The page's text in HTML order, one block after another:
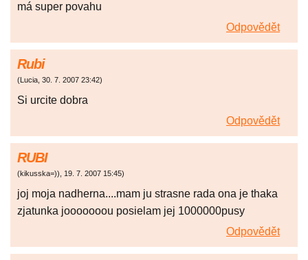
má super povahu
Odpovědět
Rubi
(Lucia, 30. 7. 2007 23:42)
Si urcite dobra
Odpovědět
RUBI
(kikusska=)), 19. 7. 2007 15:45)
joj moja nadherna....mam ju strasne rada ona je thaka
zjatunka jooooooou posielam jej 1000000pusy
Odpovědět